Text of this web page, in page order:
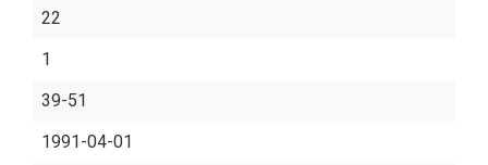
22
1
39-51
1991-04-01